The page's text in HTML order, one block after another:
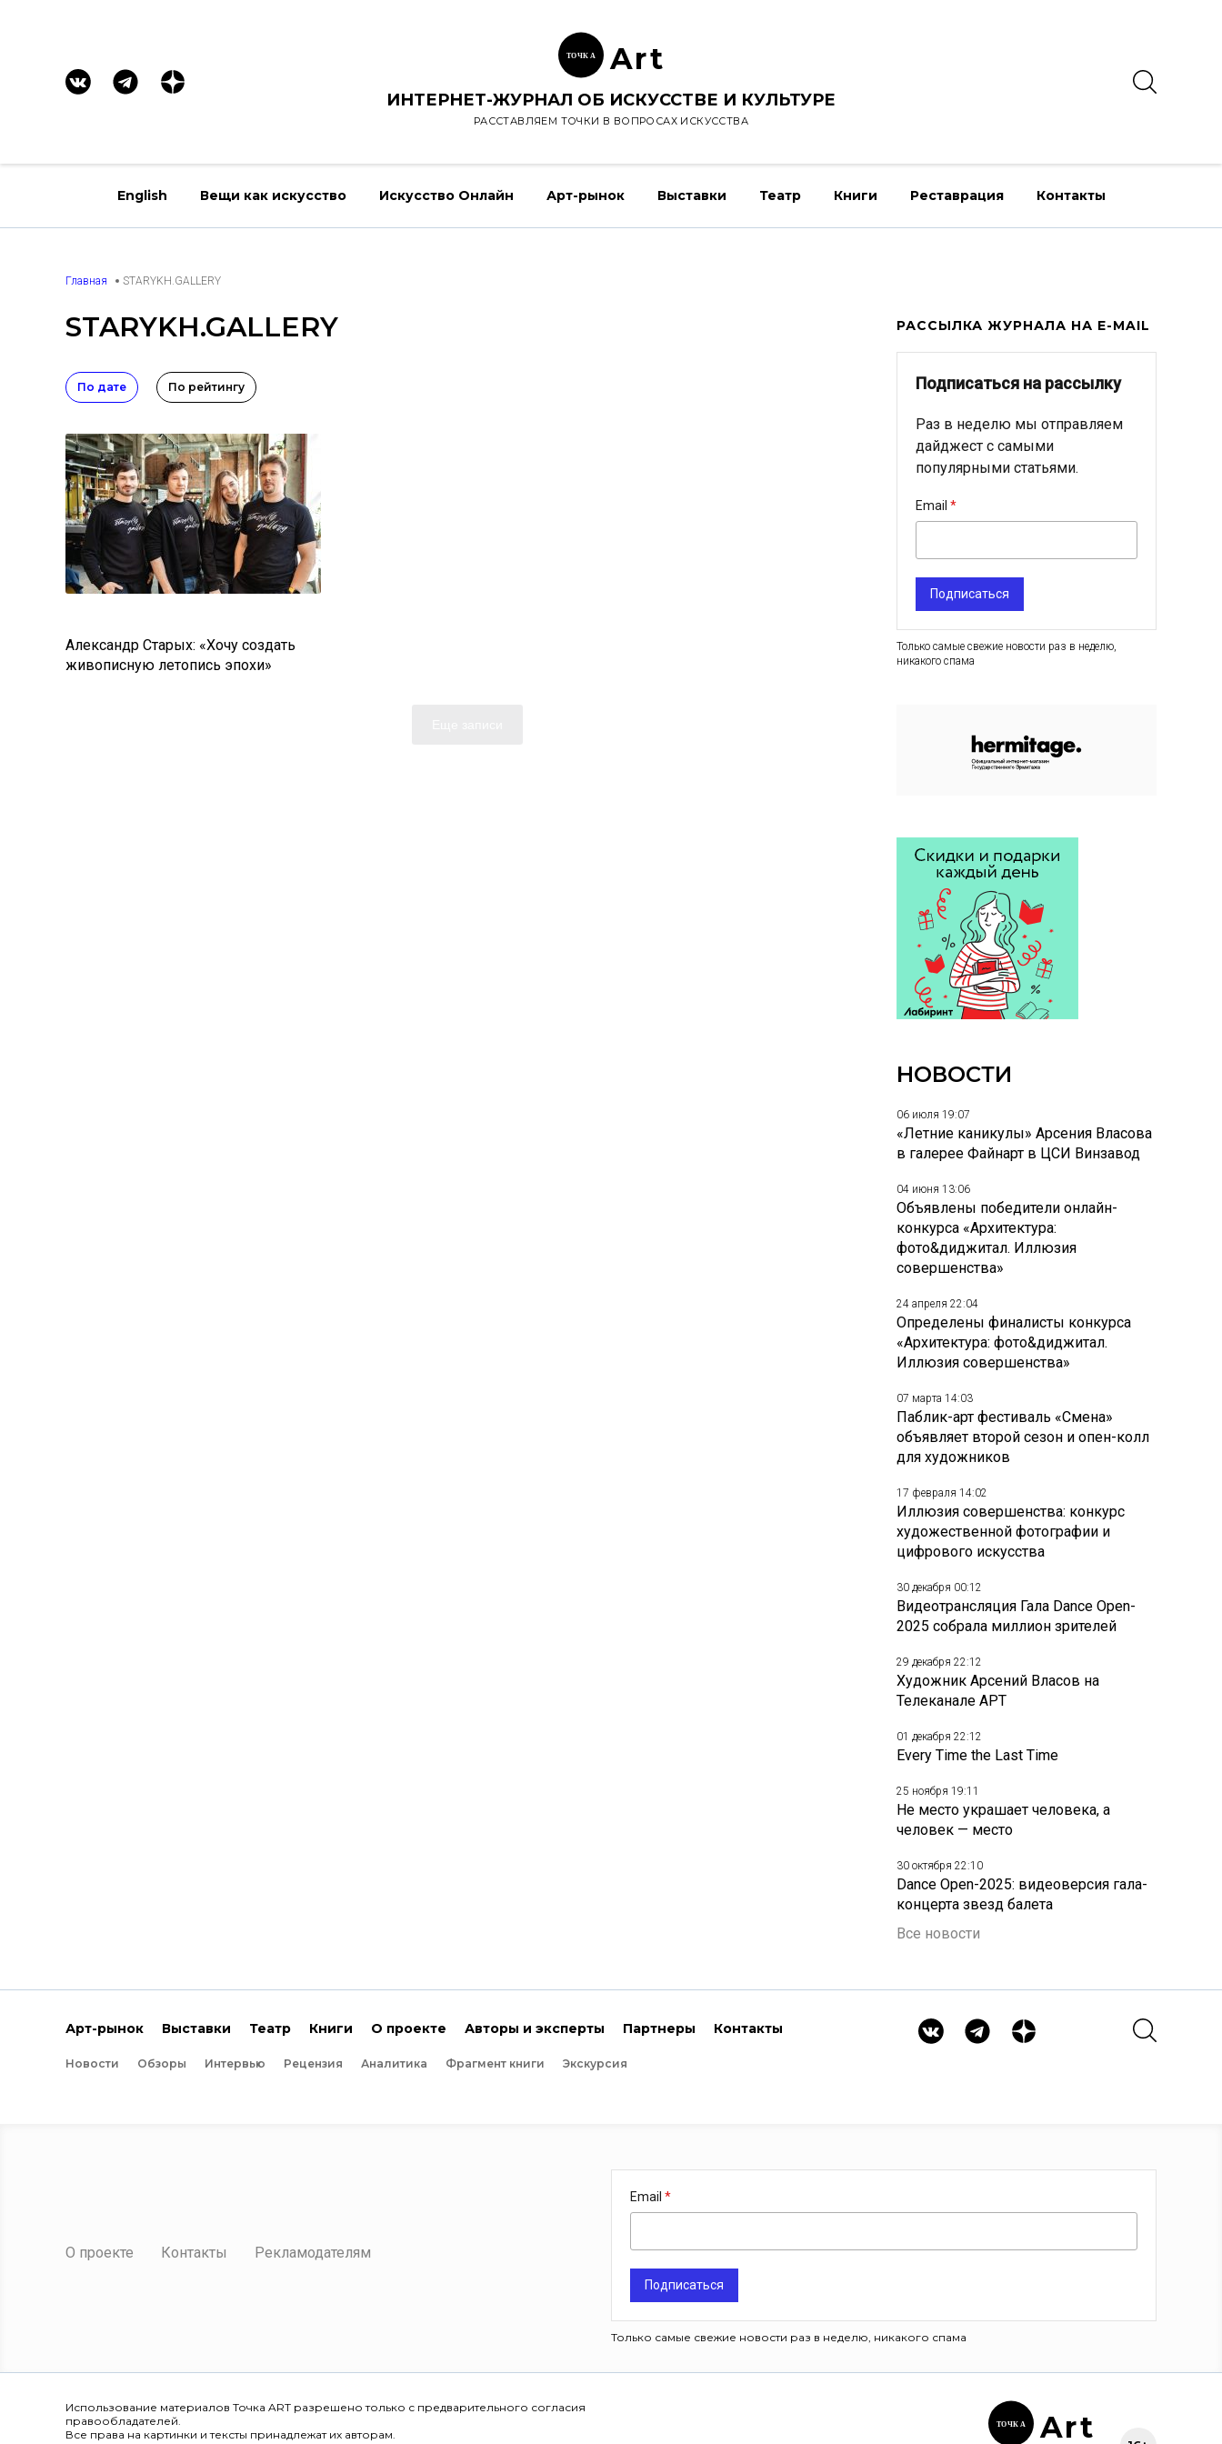
ТОЧК А Art
ИНТЕРНЕТ-ЖУРНАЛ ОБ ИСКУССТВЕ И КУЛЬТУРЕ
РАССТАВЛЯЕМ ТОЧКИ В ВОПРОСАХ ИСКУССТВА
English Вещи как искусство Искусство Онлайн Арт-рынок Выставки Театр Книги Реставрация Контакты
Главная STARYKH.GALLERY
STARYKH.GALLERY
По дате По рейтингу
Александр Старых: «Хочу создать
живописную летопись эпохи»
РАССЫЛКА ЖУРНАЛА НА E-MAIL
Подписаться на рассылку
Раз в неделю мы отправляем
дайджест с самыми
популярными статьями.
Email
Подписаться
Только самые свежие новости раз в неделю,
никакого спама
НОВОСТИ
06 июля 19:07
«Летние каникулы» Арсения Власова
в галерее Файнарт в ЦСИ Винзавод
04 июня 13:06
Объявлены победители онлайн-
конкурса «Архитектура:
фото&диджитал. Иллюзия
совершенства»
24 апреля 22:04
Определены финалисты конкурса
«Архитектура: фото&диджитал.
Иллюзия совершенства»
07 марта 14:03
Паблик-арт фестиваль «Смена»
объявляет второй сезон и опен-колл
для художников
17 февраля 14:02
Иллюзия совершенства: конкурс
художественной фотографии и
цифрового искусства
30 декабря 00:12
Видеотрансляция Гала Dance Open-
2025 собрала миллион зрителей
29 декабря 22:12
Художник Арсений Власов на
Телеканале АРТ
01 декабря 22:12
Every Time the Last Time
25 ноября 19:11
Не место украшает человека, а
человек — место
30 октября 22:10
Dance Open-2025: видеоверсия гала-
концерта звезд балета
Все новости
Арт-рынок Выставки Театр Книги О проекте Авторы и эксперты Партнеры Контакты
Новости Обзоры Интервью Рецензия Аналитика Фрагмент книги Экскурсия
О проекте Контакты Рекламодателям
Email
Подписаться
Только самые свежие новости раз в неделю, никакого спама
Использование материалов Точка ART разрешено только с предварительного согласия
правообладателей.
Все права на картинки и тексты принадлежат их авторам.
ТОЧК А Art